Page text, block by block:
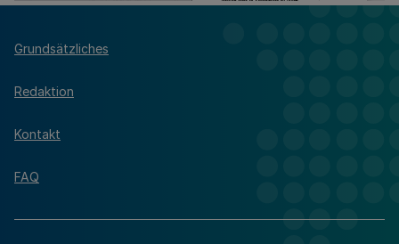
Grundsätzliches
Redaktion
Kontakt
FAQ